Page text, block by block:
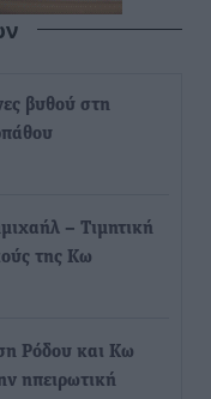
βυθού στη
– Τιμητική
της Κω
Ρόδου και Κω
ηπειρωτική